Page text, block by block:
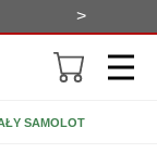
>
SAMOLOT